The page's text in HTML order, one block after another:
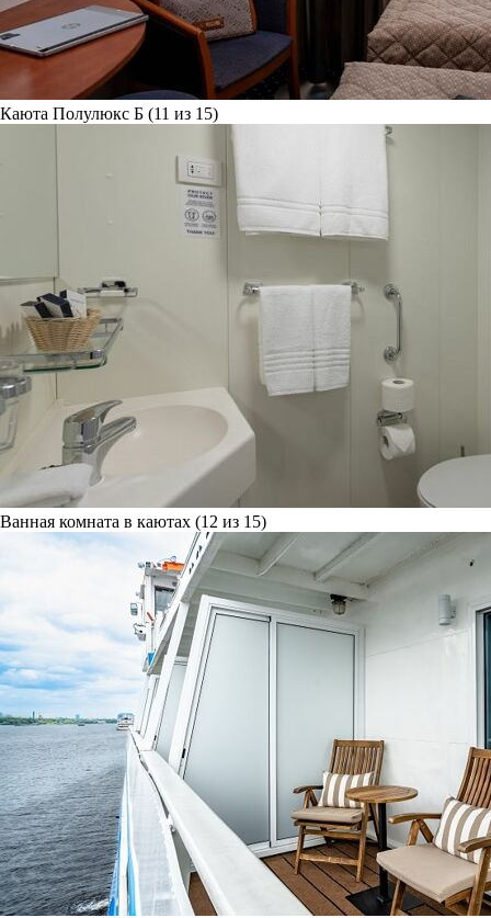
Каюта Полулюкс Б (11 из 15)
Ванная комната в каютах (12 из 15)